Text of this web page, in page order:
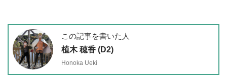
この記事を書いた人
植木 穂香 (D2)
Honoka Ueki